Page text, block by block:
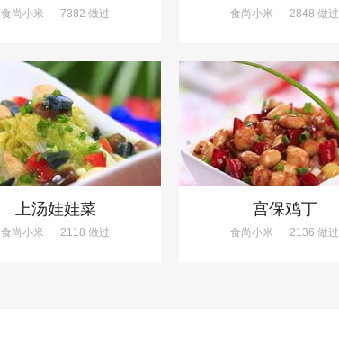
食尚小米 7382 做过 食尚小米 2848 做过
上汤娃娃菜
食尚小米 2118 做过
宫保鸡丁
食尚小米 2136 做过